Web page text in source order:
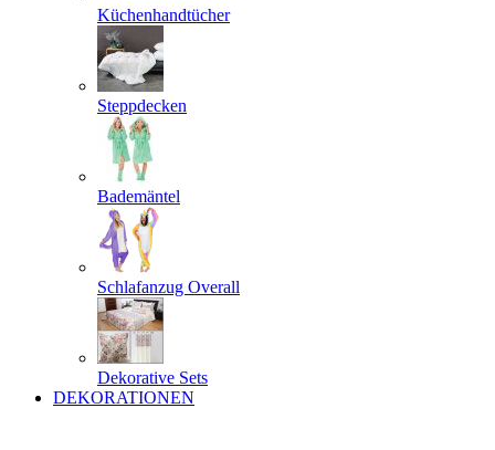
Küchenhandtücher
Steppdecken
Bademäntel
Schlafanzug Overall
Dekorative Sets
DEKORATIONEN